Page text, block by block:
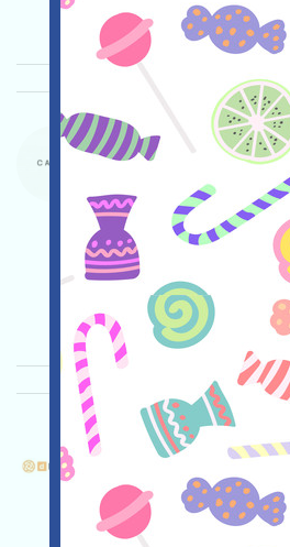
重要程度:★★★ 3.0
Carte-Waitlist 语言
Carte正在進行後補名單
数字收藏卡平台，打开活
加入Waitlist，邀请获得
关联:
2026/04/20
重要程度: ★★★ 3.0
DFusion-Pts 语言：
dFusion正在空投，這是
动页面，自行儘調並確
获得更多！